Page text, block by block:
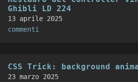
Ghibli LD 224
13 aprile 2025
commenti
CSS Trick: background
23 marzo 2025